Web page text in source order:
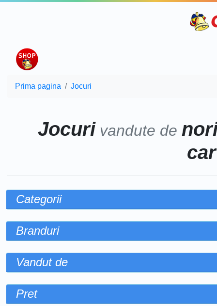
Prima pagina Jocuri
Jocuri vandute de
Categorii
Branduri
Vandut de
Pret